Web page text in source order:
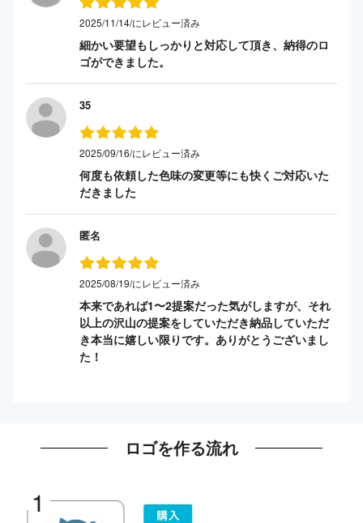
2025/11/14/にレビュー済み
細かい要望もしっかりと対応して頂き、納得のロ
ゴができました。
35
2025/09/16/にレビュー済み
何度も依頼した色味の変更等にも快くご対応いた
だきました
匿名
2025/08/19/にレビュー済み
本来であれば1〜2提案だった気がしますが、それ
以上の沢山の提案をしていただき納品していただ
き本当に嬉しい限りです。ありがとうございまし
た！
ロゴを作る流れ